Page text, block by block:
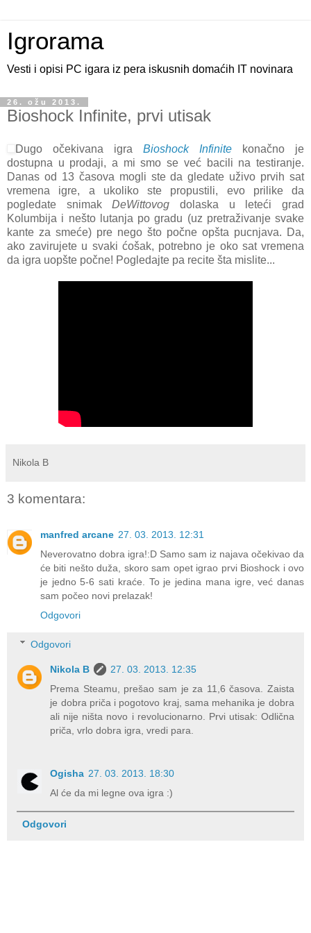
Igrorama
Vesti i opisi PC igara iz pera iskusnih domaćih IT novinara
26. ožu 2013.
Bioshock Infinite, prvi utisak
Dugo očekivana igra Bioshock Infinite konačno je
dostupna u prodaji, a mi smo se već bacili na testiranje.
Danas od 13 časova mogli ste da gledate uživo prvih sat
vremena igre, a ukoliko ste propustili, evo prilike da
pogledate snimakDeWittovog dolaska u leteći grad
Kolumbija i nešto lutanja po gradu (uz pretraživanje svake
kante za smeće) pre nego što počne opšta pucnjava. Da,
ako zavirujete u svaki ćošak, potrebno je oko sat vremena
da igra uopšte počne! Pogledajte pa recite šta mislite...
Nikola B
3 komentara:
manfred arcane 27. 03. 2013. 12:31
Neverovatno dobra igra!:D Samo sam iz najava očekivao da
će biti nešto duža, skoro sam opet igrao prvi Bioshock i ovo
je jedno 5-6 sati kraće. To je jedina mana igre, već danas
sam počeo novi prelazak!
Odgovori
Odgovori
Nikola B
27. 03. 2013. 12:35
Prema Steamu, prešao sam je za 11,6 časova. Zaista
je dobra priča i pogotovo kraj, sama mehanika je dobra
ali nije ništa novo i revolucionarno. Prvi utisak: Odlična
priča, vrlo dobra igra, vredi para.
Ogisha 27. 03. 2013. 18:30
Al će da mi legne ova igra :)
Odgovori